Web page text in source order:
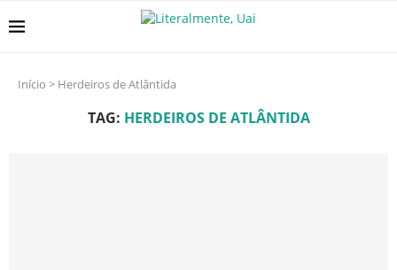
Início > Herdeiros de Atlântida
TAG: HERDEIROS DE ATLÂNTIDA